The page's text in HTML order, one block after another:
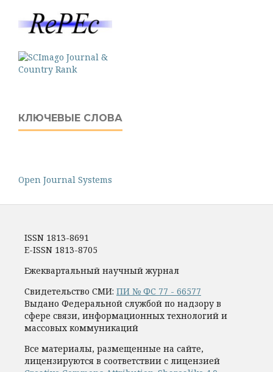
КЛЮЧЕВЫЕ СЛОВА
Open Journal Systems
ISSN 1813-8691
E-ISSN 1813-8705
Ежеквартальный научный журнал
Свидетельство СМИ: ПИ № ФС 77 - 66577
Выдано Федеральной службой по надзору в
сфере связи, информационных технологий и
массовых коммуникаций
Все материалы, размещенные на сайте,
лицензируются в соответствии с лицензией